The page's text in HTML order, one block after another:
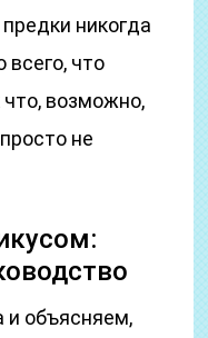
никогда
всего, что
что, возможно,
не
и объясняем,